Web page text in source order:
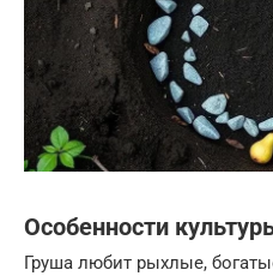
Особенности
Груша любит рыхлые,